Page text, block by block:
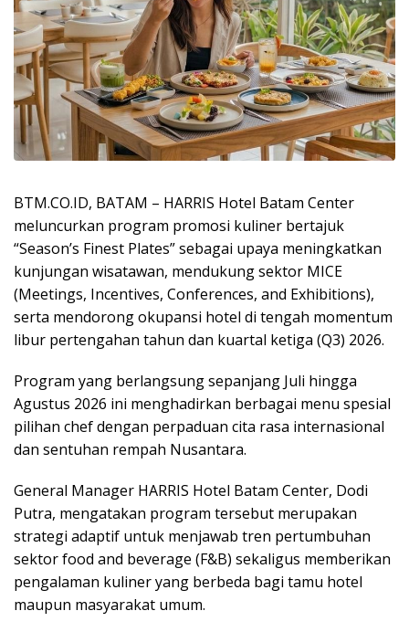
BTM.CO.ID, BATAM – HARRIS Hotel Batam Center
meluncurkan program promosi kuliner bertajuk
“Season’s Finest Plates” sebagai upaya meningkatkan
kunjungan wisatawan, mendukung sektor MICE
(Meetings, Incentives, Conferences, and Exhibitions),
serta mendorong okupansi hotel di tengah momentum
libur pertengahan tahun dan kuartal ketiga (Q3) 2026.
Program yang berlangsung sepanjang Juli hingga
Agustus 2026 ini menghadirkan berbagai menu spesial
pilihan chef dengan perpaduan cita rasa internasional
dan sentuhan rempah Nusantara.
General Manager HARRIS Hotel Batam Center, Dodi
Putra, mengatakan program tersebut merupakan
strategi adaptif untuk menjawab tren pertumbuhan
sektor food and beverage (F&B) sekaligus memberikan
pengalaman kuliner yang berbeda bagi tamu hotel
maupun masyarakat umum.